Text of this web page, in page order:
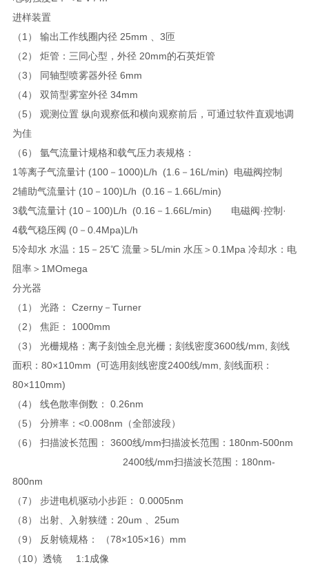
进样装置
（1） 输出工作线圈内径 25mm 、3匝
（2） 炬管：三同心型，外径 20mm的石英炬管
（3） 同轴型喷雾器外径 6mm
（4） 双筒型雾室外径 34mm
（5） 观测位置 纵向观察低和横向观察前后，可通过软件直观地调
为佳
（6） 氩气流量计规格和载气压力表规格：
1等离子气流量计 (100－1000)L/h (1.6－16L/min) 电磁阀控制
2辅助气流量计 (10－100)L/h (0.16－1.66L/min)
3载气流量计 (10－100)L/h (0.16－1.66L/min) 电磁阀·控制·
4载气稳压阀 (0－0.4Mpa)L/h
5冷却水 水温：15－25℃ 流量＞5L/min 水压＞0.1Mpa 冷却水：电
阻率＞1MOmega
分光器
（1） 光路： Czerny－Turner
（2） 焦距： 1000mm
（3） 光栅规格：离子刻蚀全息光栅；刻线密度3600线/mm, 刻线
面积：80×110mm (可选用刻线密度2400线/mm, 刻线面积：
80×110mm)
（4） 线色散率倒数： 0.26nm
（5） 分辨率：<0.008nm（全部波段）
（6） 扫描波长范围： 3600线/mm扫描波长范围：180nm-500nm
2400线/mm扫描波长范围：180nm-
800nm
（7） 步进电机驱动小步距： 0.0005nm
（8） 出射、入射狭缝：20um 、25um
（9） 反射镜规格： （78×105×16）mm
（10）透镜 1:1成像